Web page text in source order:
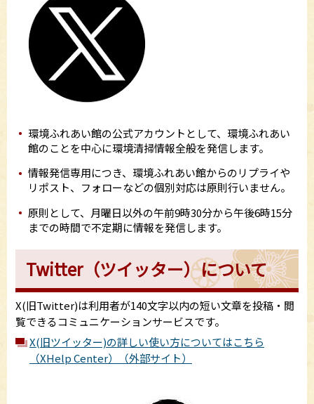
環境ふれあい館の公式アカウントとして、環境ふれあい
館のことを中心に環境清掃情報全般を発信します。
情報発信専用につき、環境ふれあい館からのリプライや
リポスト、フォローなどの個別対応は原則行いません。
原則として、月曜日以外の午前9時30分から午後6時15分
までの時間で不定期に情報を発信します。
Twitter（ツイッター）について
X(旧Twitter)は利用者が140文字以内の短い文章を投稿・閲
覧できるコミュニケーションサービスです。
X(旧ツイッター)の詳しい使い方についてはこちら
（XHelp Center）（外部サイト）